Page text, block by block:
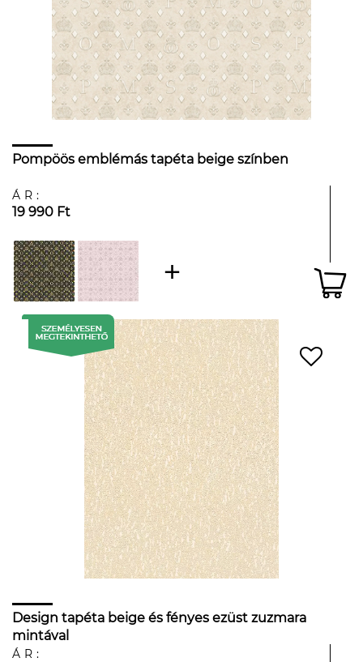
Pompöös emblémás tapéta beige színben
ÁR:
19 990 Ft
Design tapéta beige és fényes ezüst zuzmara
mintával
ÁR: